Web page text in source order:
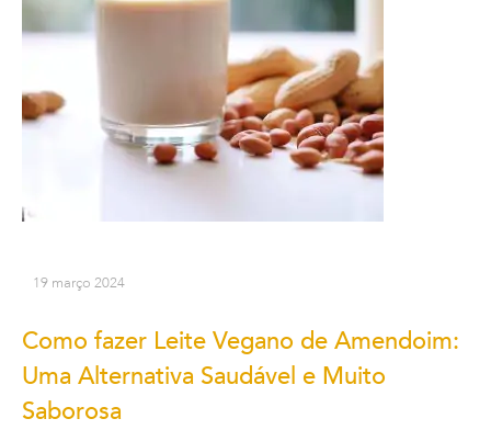
19 março 2024
Como fazer Leite Vegano de Amendoim:
Uma Alternativa Saudável e Muito
Saborosa